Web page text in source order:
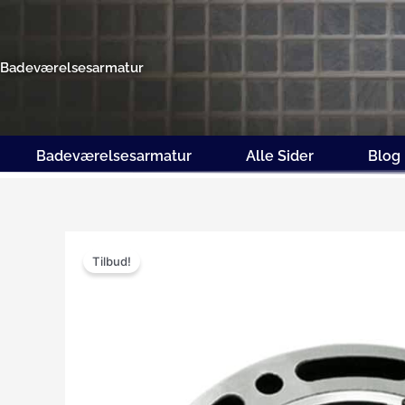
Badeværelsesarmatur
Badeværelsesarmatur Alle Sider Blog
Tilbud!